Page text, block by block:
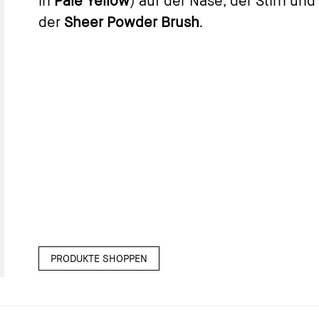
der Sheer Powder Brush.
PRODUKTE SHOPPEN